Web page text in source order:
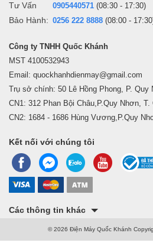
Tư Vấn 0905440571 (08:30 - 17:30)
Bảo Hành: 0256 222 8888 (08:00 -
Công ty TNHH Quốc Khánh
MST 4100532943
Email: quockhanhdienmay@gmail.com
Trụ sở chính: 50 Lê Hồng Phong, P. Quy
CN1: 312 Phan Bội Châu,P.Quy Nhơn, T.
CN2: 1684 - 1686 Hùng Vương,P.Quy
Kết nối với chúng tôi
Các thông tin khác
© 2026 Điện Máy Quốc Khánh